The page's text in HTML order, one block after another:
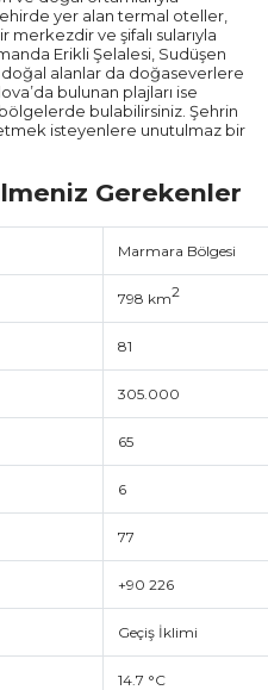
yer alan termal oteller,
merkezdir ve şifalı sularıyla
Erikli Şelalesi, Sudüşen
doğal alanlar da doğaseverlere
bulunan plajları ise
bulabilirsiniz. Şehrin
isteyenlere unutulmaz bir
Gerekenler
Marmara Bölgesi
798 km2
81
305.000
65
6
77
+90 226
Geçiş İklimi
14.7 °C